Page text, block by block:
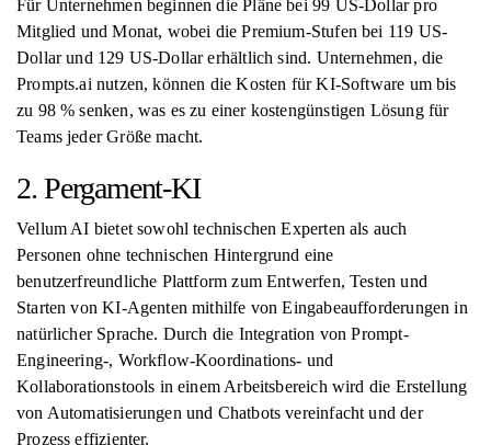
Für Unternehmen beginnen die Pläne bei 99 US-Dollar pro
Mitglied und Monat, wobei die Premium-Stufen bei 119 US-
Dollar und 129 US-Dollar erhältlich sind. Unternehmen, die
Prompts.ai nutzen, können die Kosten für KI-Software um bis
zu 98 % senken, was es zu einer kostengünstigen Lösung für
Teams jeder Größe macht.
2. Pergament-KI
Vellum AI bietet sowohl technischen Experten als auch
Personen ohne technischen Hintergrund eine
benutzerfreundliche Plattform zum Entwerfen, Testen und
Starten von KI-Agenten mithilfe von Eingabeaufforderungen in
natürlicher Sprache. Durch die Integration von Prompt-
Engineering-, Workflow-Koordinations- und
Kollaborationstools in einem Arbeitsbereich wird die Erstellung
von Automatisierungen und Chatbots vereinfacht und der
Prozess effizienter.